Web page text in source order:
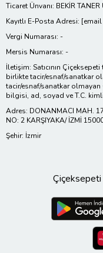
Ticaret Ünvanı: BEKİR TANER
Kayıtlı E-Posta Adresi:
Vergi Numarası: -
Mersis Numarası: -
İletişim: Satıcının
birlikte tacir/esnaf/sanatkar
tacir/esnaf/sanatkar olmayan
bilgisi, ad, soyad ve T.C.
Adres: DONANMACI MAH.
NO: 2 KARŞIYAKA/ İZMİ
Şehir: İzmir
Çiçeksepeti